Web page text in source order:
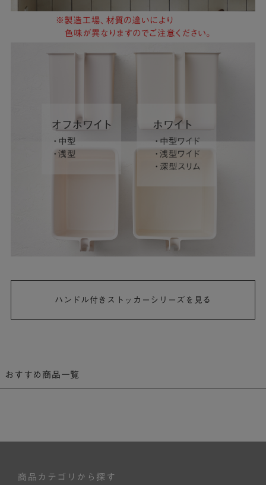
ハンドル付きストッカーシリーズを見る
おすすめ商品一覧
商品カテゴリから探す